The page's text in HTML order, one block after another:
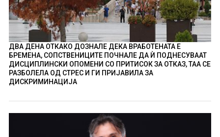
ДВА ДЕНА ОТКАКО ДОЗНАЛЕ ДЕКА ВРАБОТЕНАТА Е
БРЕМЕНА, СОПСТВЕНИЦИТЕ ПОЧНАЛЕ ДА Ѝ ПОДНЕСУВААТ
ДИСЦИПЛИНСКИ ОПОМЕНИ СО ПРИТИСОК ЗА ОТКАЗ, ТАА СЕ
РАЗБОЛЕЛА ОД СТРЕС И ГИ ПРИЈАВИЛА ЗА
ДИСКРИМИНАЦИЈА